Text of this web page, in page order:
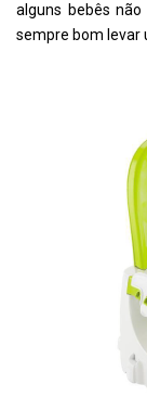
alguns bebês
sempre bom levar